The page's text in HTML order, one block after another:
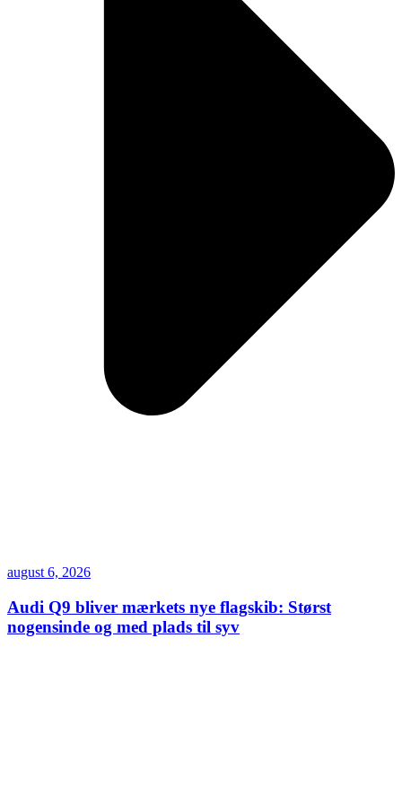
august 6, 2026
Audi Q9 bliver mærkets nye flagskib: Størst
nogensinde og med plads til syv